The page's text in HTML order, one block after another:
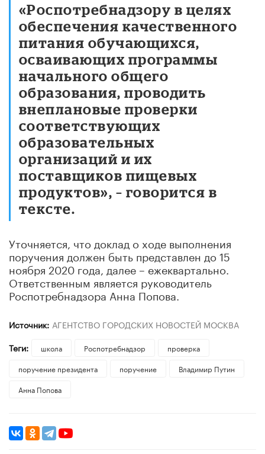
«Роспотребнадзору в целях
обеспечения качественного
питания обучающихся,
осваивающих программы
начального общего
образования, проводить
внеплановые проверки
соответствующих
образовательных
организаций и их
поставщиков пищевых
продуктов», – говорится в
тексте.
Уточняется, что доклад о ходе выполнения
поручения должен быть представлен до 15
ноября 2020 года, далее – ежеквартально.
Ответственным является руководитель
Роспотребнадзора Анна Попова.
Источник: АГЕНТСТВО ГОРОДСКИХ НОВОСТЕЙ МОСКВА
Теги:
школа Роспотребнадзор
проверка
поручение президента
поручение
Владимир Путин
Анна Попова